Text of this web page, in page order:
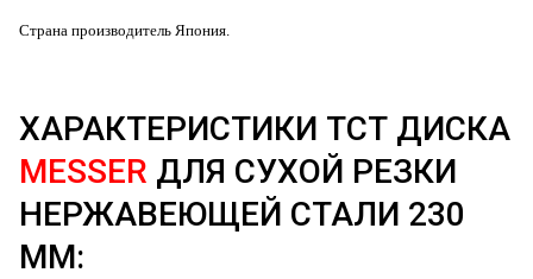
Страна производитель Япония.
ХАРАКТЕРИСТИКИ ТСТ ДИСКА
MESSER ДЛЯ СУХОЙ РЕЗКИ
НЕРЖАВЕЮЩЕЙ СТАЛИ 230
ММ: